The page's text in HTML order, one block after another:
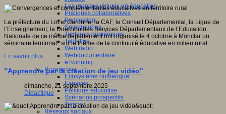
Les mondes virtuels en éducation
Pratiques collaboratives
Podcasting
Smartphones
Tableaux numériques
Tablettes
Web radio
Webdocumentaire
eTwinning
Prospective
Ecosystème numérique
Espaces
Politique éducative
Scénarios prospectifs
Temps
Réseaux sociaux
La préfecture du Lot et Garonne, la CAF, le Conseil Départemental, la Ligue de
l’Enseignement, la Direction des Services Départementaux de l’Education
Nationale de ce même département ont organisé le 4 octobre à Monclar un
séminaire territorial* sur le thème de la continuité éducative en milieu rural.
En savoir plus...
"Apprendre par la création de jeu vidéo"
dimanche, 21 septembre 2025
Didactique